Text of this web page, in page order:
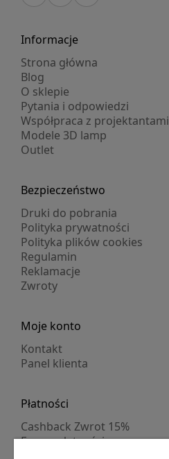
Informacje
Strona główna
Blog
O sklepie
Pytania i odpowiedzi
Współpraca z projektantami
Modele 3D lamp
Outlet
Bezpieczeństwo
Druki do pobrania
Polityka prywatności
Polityka plików cookies
Regulamin
Reklamacje
Zwroty
Moje konto
Kontakt
Panel klienta
Płatności
Cashback Zwrot 15%
Formy płatności